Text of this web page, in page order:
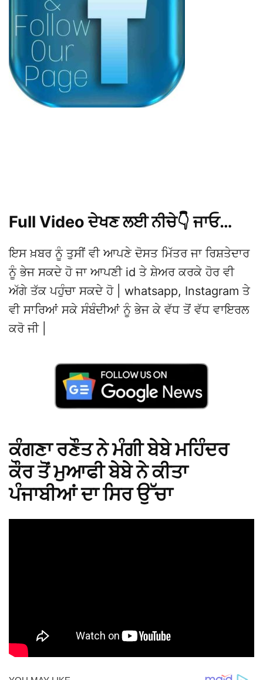
ਇਸ ਖ਼ਬਰ ਨੂੰ ਤੁਸੀਂ ਵੀ ਆਪਣੇ ਦੋਸਤ ਮਿੱਤਰ ਜਾ ਰਿਸ਼ਤੇਦਾਰ
ਨੂੰ ਭੇਜ ਸਕਦੇ ਹੋ ਜਾ ਆਪਣੀ id ਤੇ ਸ਼ੇਅਰ ਕਰਕੇ ਹੋਰ ਵੀ
ਅੱਗੇ ਤੱਕ ਪਹੁੰਚਾ ਸਕਦੇ ਹੋ | whatsapp, Instagram ਤੇ
ਵੀ ਸਾਰਿਆਂ ਸਕੇ ਸੰਬੰਦੀਆਂ ਨੂੰ ਭੇਜ ਕੇ ਵੱਧ ਤੋਂ ਵੱਧ ਵਾਇਰਲ
ਕਰੋ ਜੀ |
ਕੌਰ ਤੋਂ ਮੁਆਫੀ ਬੇਬੇ ਨੇ ਕੀਤਾ
ਪੰਜਾਬੀਆਂ ਦਾ ਸਿਰ ਉੱਚਾ